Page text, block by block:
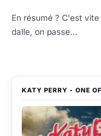
En résumé ? C'est
dalle, on passe...
KATY PERRY - ONE